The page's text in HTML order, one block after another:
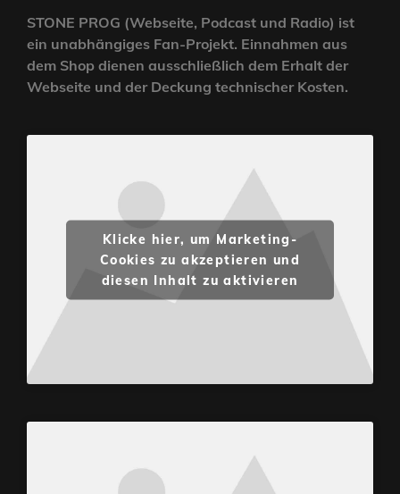
STONE PROG (Webseite, Podcast und Radio) ist
ein unabhängiges Fan-Projekt. Einnahmen aus
dem Shop dienen ausschließlich dem Erhalt der
Webseite und der Deckung technischer Kosten.
Klicke hier, um Marketing-
Cookies zu akzeptieren und
diesen Inhalt zu aktivieren